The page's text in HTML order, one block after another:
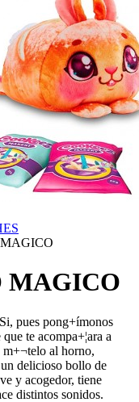
MAGICO
pues pong+ímonos
te acompa+¦ara a
m+¬telo al horno,
delicioso bollo de
y acogedor, tiene
distintos sonidos.